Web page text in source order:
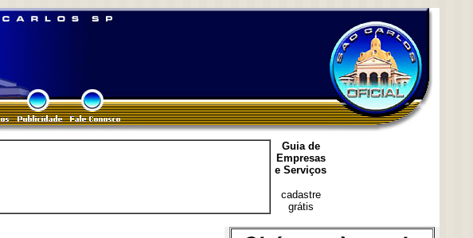
Guia de
Empresas
e Serviços
cadastre
grátis